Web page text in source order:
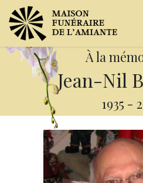
À la
Jean-Nil
1935 -